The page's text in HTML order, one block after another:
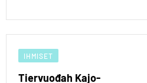
IHMISET
Tiervuođah Kajo-